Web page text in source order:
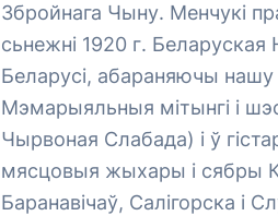
Збройнага Чыну. Менчукі
сьнежні 1920 г.
Беларусі, абараняючы нашу
Мэмарыяльныя мітынгі і
Чырвоная Слабада) і ў
мясцовыя жыхары і сябры
Баранавічаў, Салігорска і